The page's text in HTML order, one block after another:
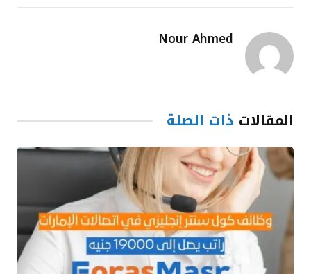
Nour Ahmed
المقالات ذات الصلة